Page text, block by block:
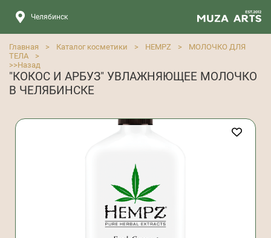
Челябинск
Главная > Каталог косметики > HEMPZ >
МОЛОЧКО ДЛЯ
ТЕЛА
>
>>Назад
"КОКОС И АРБУЗ" УВЛАЖНЯЮЩЕЕ МОЛОЧКО
В ЧЕЛЯБИНСКЕ